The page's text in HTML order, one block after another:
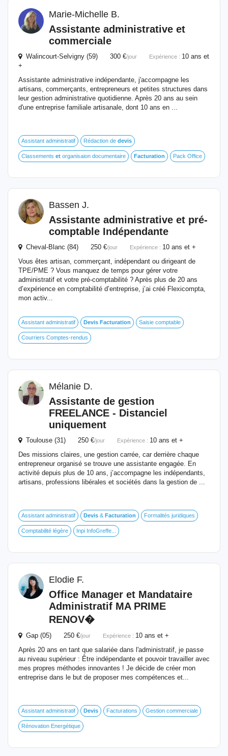
Marie-Michelle B.
Assistante administrative et
commerciale
Walincourt-Selvigny (59) 300 €/jour Expérience : 10 ans et
+
Assistante administrative indépendante, j'accompagne les
artisans, commerçants, entrepreneurs et petites structures dans
leur gestion administrative quotidienne. Après 20 ans au sein
d'une entreprise familiale artisanale, dont 10 ans en ...
Assistant administratif Rédaction de devis
Classements et organisaion documentaire Facturation Pack Office
Bassen J.
Assistante administrative et pré-
comptable Indépendante
Cheval-Blanc (84) 250 €/jour Expérience : 10 ans et +
Vous êtes artisan, commerçant, indépendant ou dirigeant de
TPE/PME ? Vous manquez de temps pour gérer votre
administratif et votre pré-comptabilité ? Après plus de 20 ans
d’expérience en comptabilité d’entreprise, j’ai créé Flexicompta,
mon activ...
Assistant administratif Devis Facturation Saisie comptable
Courriers Comptes-rendus
Mélanie D.
Assistante de gestion
FREELANCE - Distanciel
uniquement
Toulouse (31) 250 €/jour Expérience : 10 ans et +
Des missions claires, une gestion carrée, car derrière chaque
entrepreneur organisé se trouve une assistante engagée. En
activité depuis plus de 10 ans, j’accompagne les indépendants,
artisans, professions libérales et sociétés dans la gestion de ...
Assistant administratif Devis & Facturation Formalités juridiques
Comptabilité légère Inpi InfoGreffe...
Elodie F.
Office Manager et Mandataire
Administratif MA PRIME
RENOV�
Gap (05) 250 €/jour Expérience : 10 ans et +
Après 20 ans en tant que salariée dans l'administratif, je passe
au niveau supérieur : Être indépendante et pouvoir travailler avec
mes propres méthodes innovantes ! Je décide de créer mon
entreprise dans le but de proposer mes compétences et...
Assistant administratif Devis Facturations Gestion commerciale
Rénovation Energétique